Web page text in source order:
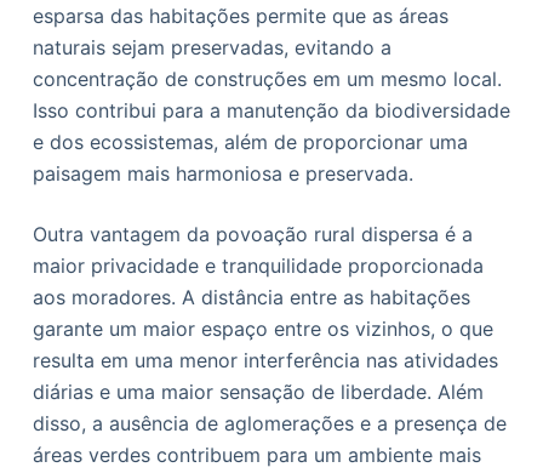
esparsa das habitações permite que as áreas
naturais sejam preservadas, evitando a
concentração de construções em um mesmo local.
Isso contribui para a manutenção da biodiversidade
e dos ecossistemas, além de proporcionar uma
paisagem mais harmoniosa e preservada.
Outra vantagem da povoação rural dispersa é a
maior privacidade e tranquilidade proporcionada
aos moradores. A distância entre as habitações
garante um maior espaço entre os vizinhos, o que
resulta em uma menor interferência nas atividades
diárias e uma maior sensação de liberdade. Além
disso, a ausência de aglomerações e a presença de
áreas verdes contribuem para um ambiente mais